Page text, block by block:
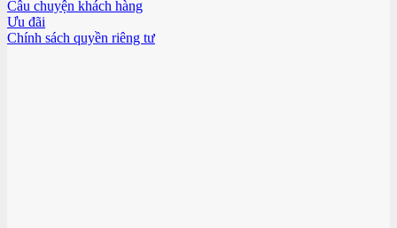
Câu chuyện khách hàng
Ưu đãi
Chính sách quyền riêng tư